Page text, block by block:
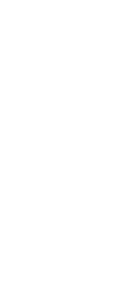
fenêtre